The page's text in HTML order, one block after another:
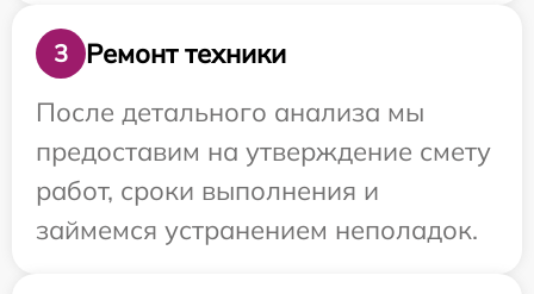
3
Ремонт техники
После детального анализа мы
предоставим на утверждение смету
работ, сроки выполнения и
займемся устранением неполадок.